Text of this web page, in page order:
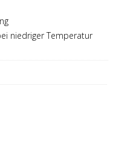
niedriger Temperatur